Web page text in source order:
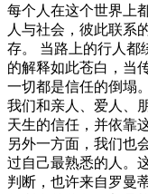
每个人在这个世界上
人与社会，彼此联系
存。 当路上的行人都
的解释如此苍白，当
一切都是信任的倒塌
我们和亲人、爱人、
天生的信任，并依靠
另外一方面，我们也
过自己最熟悉的人。
判断，也许来自罗曼